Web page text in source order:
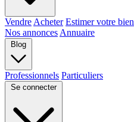
Vendre Acheter Estimer votre bien
Nos annonces Annuaire
Blog
Professionnels Particuliers
Se connecter